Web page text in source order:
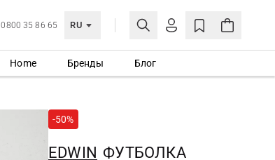
0800 35 86 65 RU
ЛИЧНЫЙ КАБИНЕТ
СОЗДАТЬ УЧЕТНУЮ ЗАПИСЬ
Home Бренды Блог
-50%
EDWIN ФУТБОЛКА